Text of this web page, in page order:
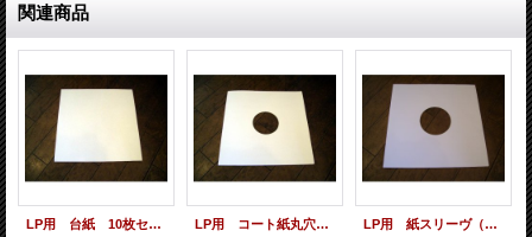
関連商品
LP用 台紙 10枚セット
LP用 コート紙丸穴ジャケ 10枚セット
LP用 紙スリーヴ（レギュラー 四角の角） 10枚セット